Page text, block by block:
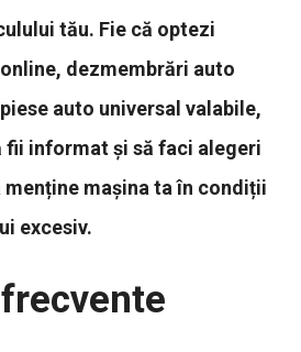
tău. Fie că optezi
dezmembrări auto
auto universal valabile,
fii informat și să faci alegeri
mașina ta în condiții
excesiv.